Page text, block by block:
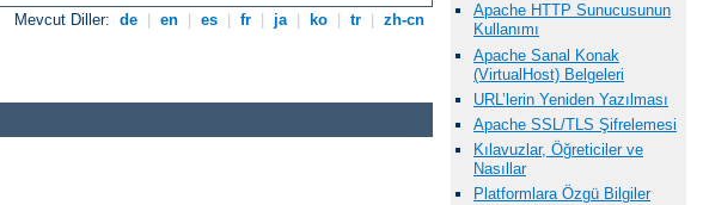
Mevcut Diller: de en es fr ja ko tr zh-cn
Apache HTTP Sunucusunun
Kullanımı
Apache Sanal Konak
(VirtualHost) Belgeleri
URL’lerin Yeniden Yazılması
Apache SSL/TLS Şifrelemesi
Kılavuzlar, Öğreticiler ve
Nasıllar
Platformlara Özgü Bilgiler